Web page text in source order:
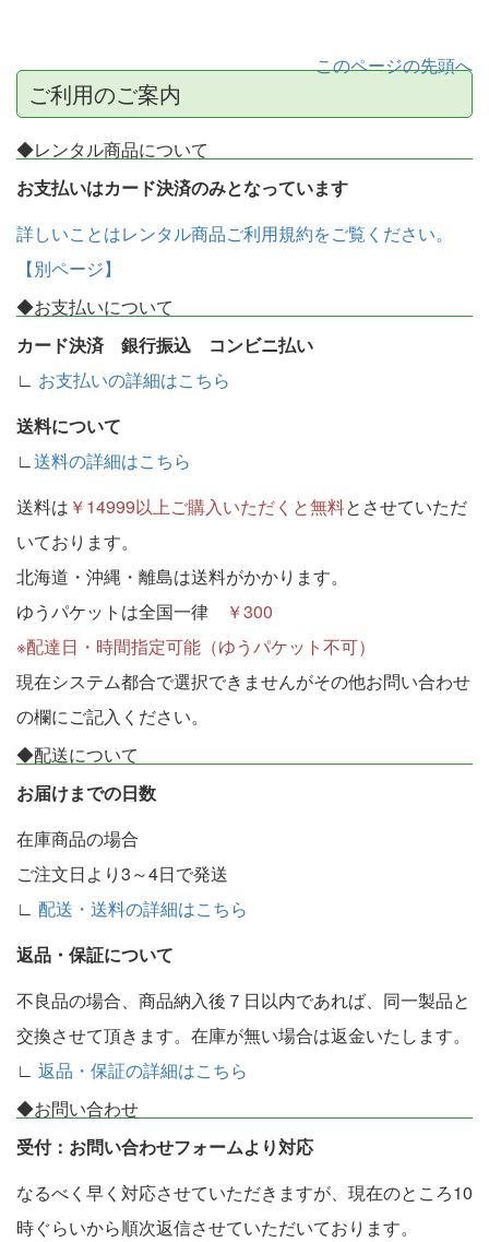
このページの先頭へ
ご利用のご案内
◆レンタル商品について
お支払いはカード決済のみとなっています
詳しいことはレンタル商品ご利用規約をご覧ください。
【別ページ】
◆お支払いについて
カード決済 銀行振込 コンビニ払い
∟ お支払いの詳細はこちら
送料について
∟送料の詳細はこちら
送料は ￥14999以上ご購入いただくと無料とさせていただ
いております。
北海道・沖縄・離島は送料がかかります。
ゆうパケットは全国一律
￥300
※配達日・時間指定可能（ゆうパケット不可）
現在システム都合で選択できませんがその他お問い合わせ
の欄にご記入ください。
◆配送について
お届けまでの日数
在庫商品の場合
ご注文日より3～4日で発送
∟ 配送・送料の詳細はこちら
返品・保証について
不良品の場合、商品納入後７日以内であれば、同一製品と
交換させて頂きます。在庫が無い場合は返金いたします。
∟ 返品・保証の詳細はこちら
◆お問い合わせ
受付：お問い合わせフォームより対応
なるべく早く対応させていただきますが、現在のところ10
時ぐらいから順次返信させていただいております。